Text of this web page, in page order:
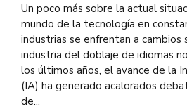
Un poco más sobre la actual
mundo de la tecnología en
industrias se enfrentan a cambios
industria del doblaje de idiomas
los últimos años, el avance de la
(IA) ha generado acalorados
de...